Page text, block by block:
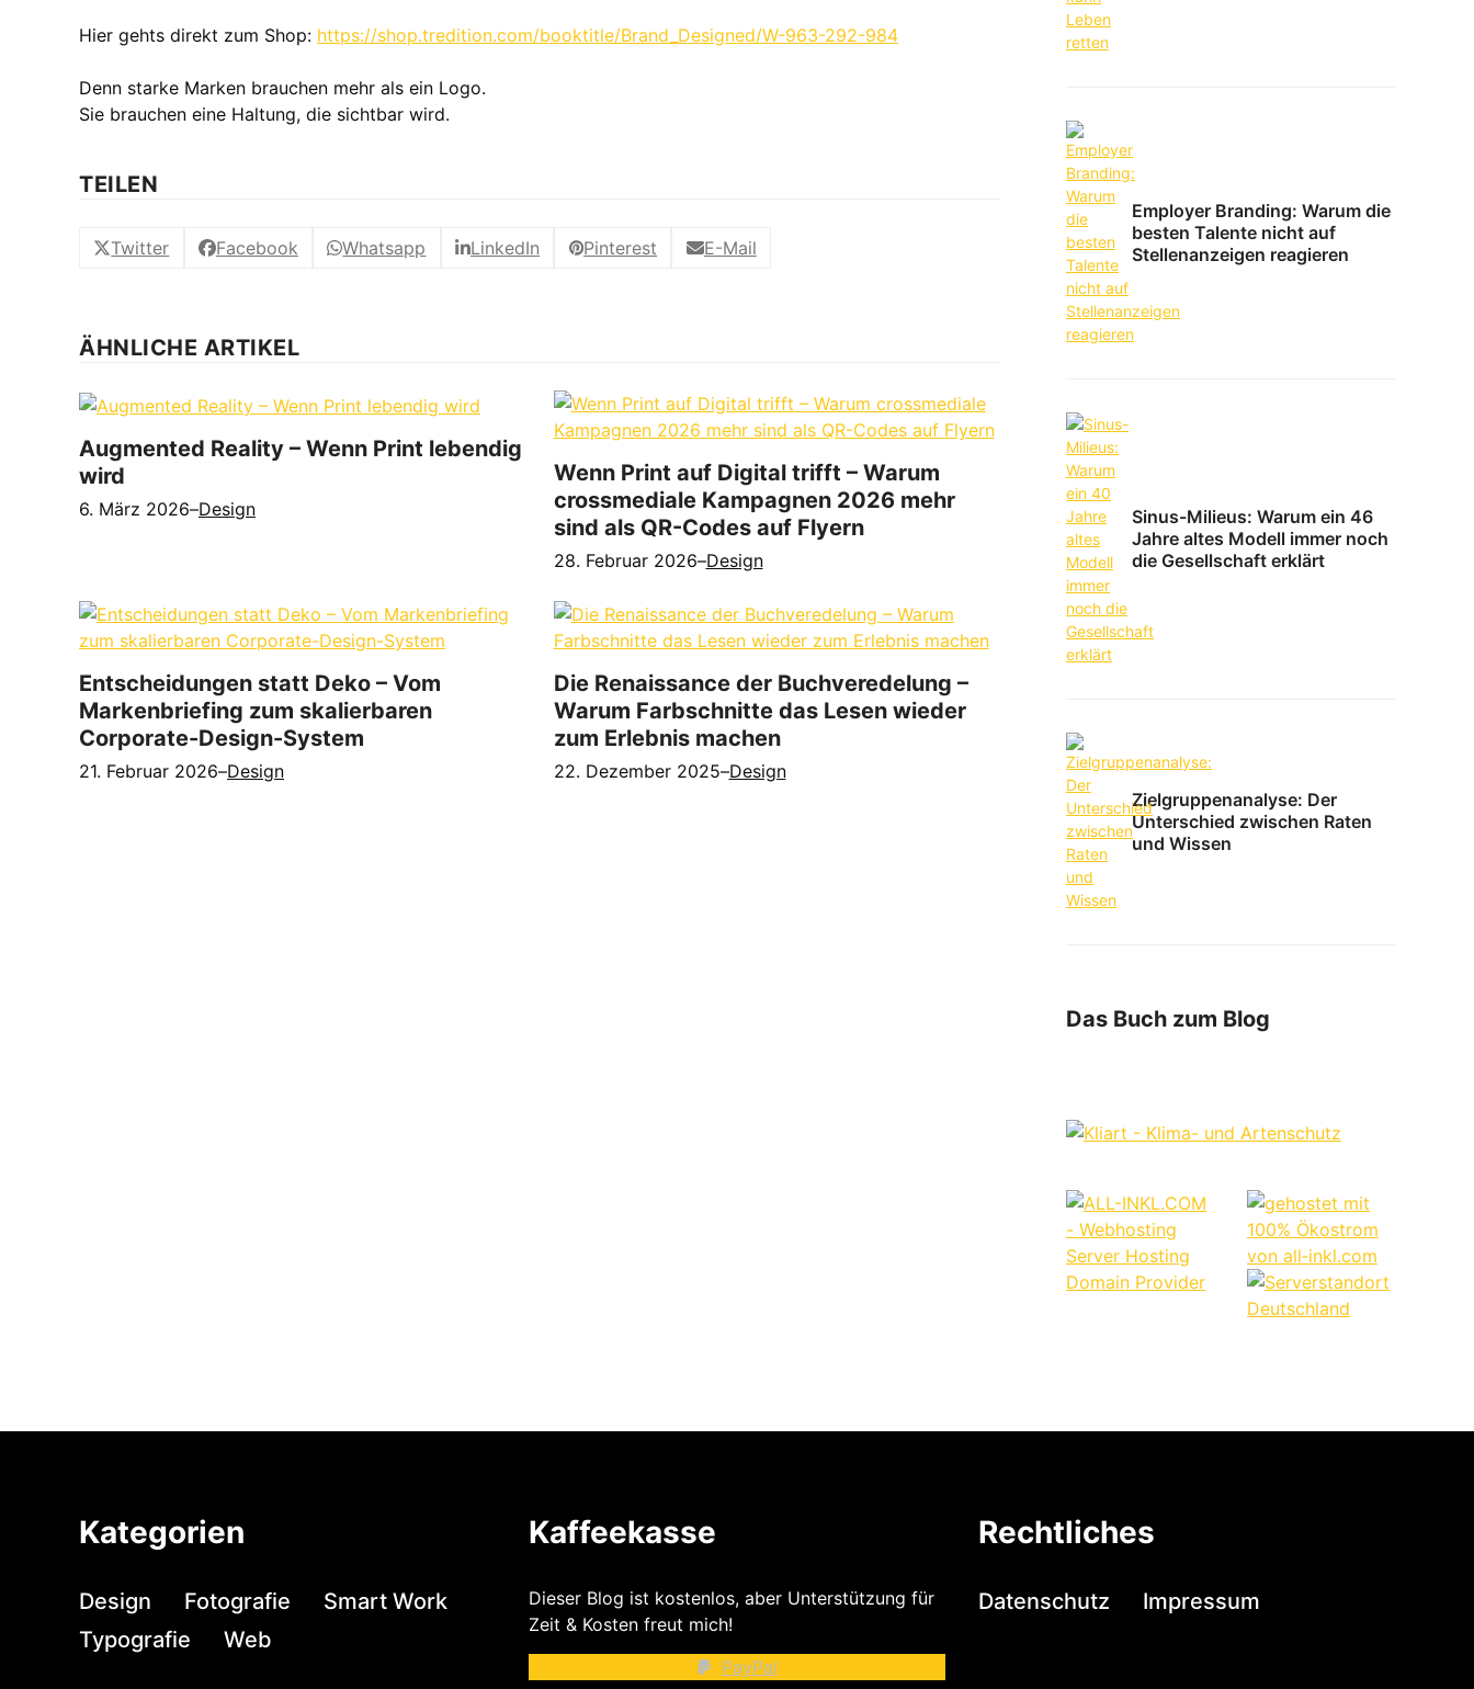
Hier gehts direkt zum Shop: https://shop.tredition.com/booktitle/Brand_Designed/W-963-292-984
Denn starke Marken brauchen mehr als ein Logo.
Sie brauchen eine Haltung, die sichtbar wird.
TEILEN
Twitter Facebook Whatsapp LinkedIn Pinterest E-Mail
ÄHNLICHE ARTIKEL
Augmented Reality – Wenn Print lebendig
wird
6. März 2026–Design
Wenn Print auf Digital trifft – Warum
crossmediale Kampagnen 2026 mehr
sind als QR-Codes auf Flyern
28. Februar 2026–Design
Entscheidungen statt Deko – Vom
Markenbriefing zum skalierbaren
Corporate-Design-System
21. Februar 2026–Design
Die Renaissance der Buchveredelung –
Warum Farbschnitte das Lesen wieder
zum Erlebnis machen
22. Dezember 2025–Design
Employer Branding: Warum die
besten Talente nicht auf
Stellenanzeigen reagieren
Sinus-Milieus: Warum ein 46
Jahre altes Modell immer noch
die Gesellschaft erklärt
Zielgruppenanalyse: Der
Unterschied zwischen Raten
und Wissen
Das Buch zum Blog
Kategorien
Design Fotografie
Smart Work
Typografie
Web
Kaffeekasse
Dieser Blog ist kostenlos, aber Unterstützung für
Zeit & Kosten freut mich!
PayPal
Rechtliches
Datenschutz Impressum